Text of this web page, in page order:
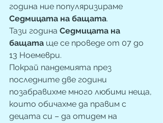
година ние популяризираме
Седмицата на бащата.
Тази година Седмицата на
бащата ще се проведе от 07 до
13 Ноемеври.
Покрай пандемията през
последните две години
позабравихме много любими неща,
които обичахме да правим с
децата си – да отидем на